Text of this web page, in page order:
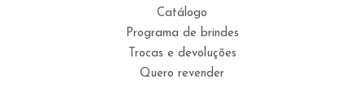
Catálogo
Programa de brindes
Trocas e devoluções
Quero revender